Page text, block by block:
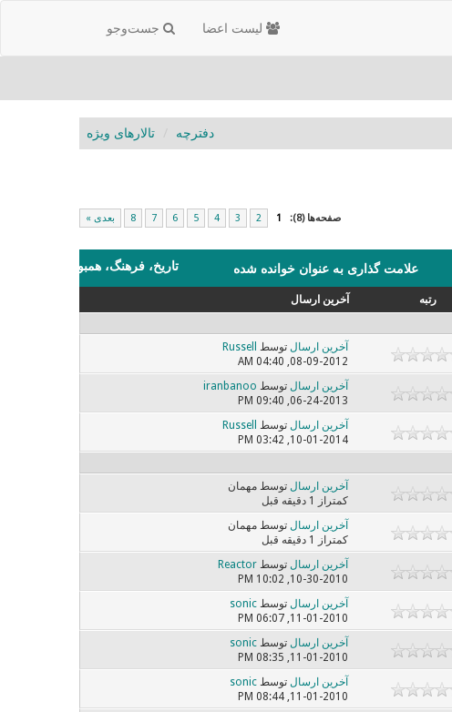
جست‌و‌جو لیست اعضا
دفترچه تالارهای ویژه
صفحه‌ها (8): 1
2
3
4
5
6
7
8 بعدی »
تاریخ، فرهنگ، همبود علامت گذاری به عنوان خوانده شده
رتبه
آخرین ارسال
آخرین ارسال توسط
Russell
08-09-2012, 04:40 AM
آخرین ارسال توسط iranbanoo
06-24-2013, 09:40 PM
آخرین ارسال توسط
Russell
10-01-2014, 03:42 PM
آخرین ارسال توسط مهمان
کمتر‌از 1 دقیقه قبل
آخرین ارسال توسط مهمان
کمتر‌از 1 دقیقه قبل
آخرین ارسال توسطReactor
10-30-2010, 10:02 PM
آخرین ارسال توسطsonic
11-01-2010, 06:07 PM
آخرین ارسال توسطsonic
11-01-2010, 08:35 PM
آخرین ارسال توسطsonic
11-01-2010, 08:44 PM